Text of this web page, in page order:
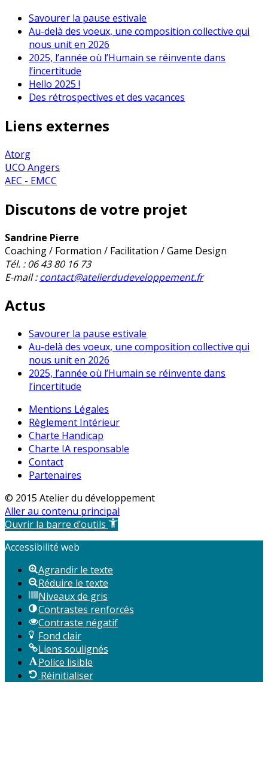
Savourer la pause estivale
Au-delà des voeux, une composition collective qui
nous unit en 2026
2025, l’année où l’Humain se réinvente dans
l’incertitude
Hello 2025 !
Des rétrospectives et des vacances
Liens externes
Atorg
UCO Angers
AEC - EMCC
Discutons de votre projet
Sandrine Pierre
Coaching / Formation / Facilitation / Game Design
Tél. : 06 43 80 16 73
E-mail :contact@atelierdudeveloppement.fr
Actus
Savourer la pause estivale
Au-delà des voeux, une composition collective qui
nous unit en 2026
2025, l’année où l’Humain se réinvente dans
l’incertitude
Mentions Légales
Règlement Intérieur
Charte Handicap
Charte IA responsable
Contact
Partenaires
© 2015 Atelier du développement
Aller au contenu principal
Ouvrir la barre d’outils
Accessibilité web
Agrandir le texte
Réduire le texte
Niveaux de gris
Contrastes renforcés
Contraste négatif
Fond clair
Liens soulignés
Police lisible
Réinitialiser